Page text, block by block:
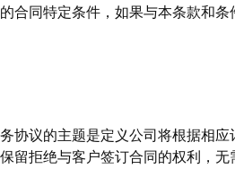
合同特定条件，如果与本条款和条
协议的主题是定义公司将根据相
留拒绝与客户签订合同的权利，无